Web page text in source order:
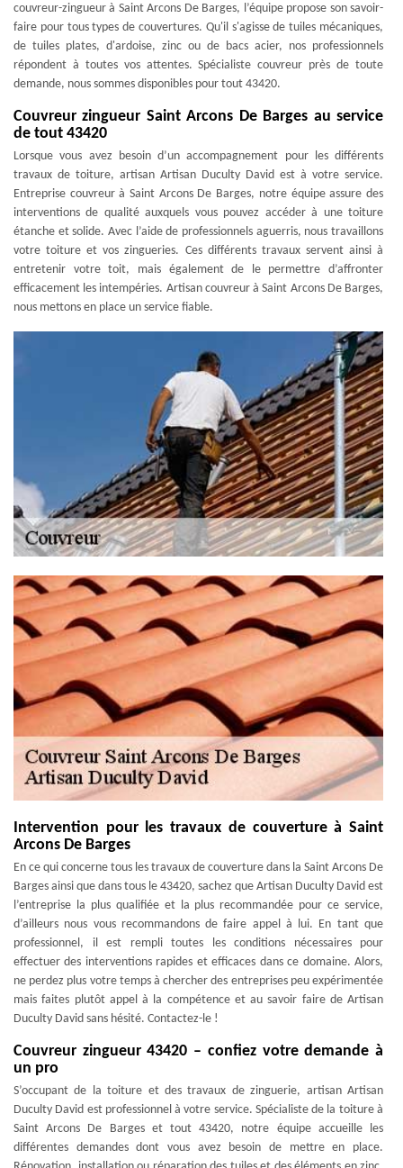
couvreur-zingueur à Saint Arcons De Barges, l’équipe propose son savoir-
faire pour tous types de couvertures. Qu'il s'agisse de tuiles mécaniques,
de tuiles plates, d'ardoise, zinc ou de bacs acier, nos professionnels
répondent à toutes vos attentes. Spécialiste couvreur près de toute
demande, nous sommes disponibles pour tout 43420.
Couvreur zingueur Saint Arcons De Barges au service
de tout 43420
Lorsque vous avez besoin d’un accompagnement pour les différents
travaux de toiture, artisan Artisan Duculty David est à votre service.
Entreprise couvreur à Saint Arcons De Barges, notre équipe assure des
interventions de qualité auxquels vous pouvez accéder à une toiture
étanche et solide. Avec l’aide de professionnels aguerris, nous travaillons
votre toiture et vos zingueries. Ces différents travaux servent ainsi à
entretenir votre toit, mais également de le permettre d’affronter
efficacement les intempéries. Artisan couvreur à Saint Arcons De Barges,
nous mettons en place un service fiable.
Intervention pour les travaux de couverture à Saint
Arcons De Barges
En ce qui concerne tous les travaux de couverture dans la Saint Arcons De
Barges ainsi que dans tous le 43420, sachez que Artisan Duculty David est
l’entreprise la plus qualifiée et la plus recommandée pour ce service,
d’ailleurs nous vous recommandons de faire appel à lui. En tant que
professionnel, il est rempli toutes les conditions nécessaires pour
effectuer des interventions rapides et efficaces dans ce domaine. Alors,
ne perdez plus votre temps à chercher des entreprises peu expérimentée
mais faites plutôt appel à la compétence et au savoir faire de Artisan
Duculty David sans hésité. Contactez-le !
Couvreur zingueur 43420 – confiez votre demande à
un pro
S’occupant de la toiture et des travaux de zinguerie, artisan Artisan
Duculty David est professionnel à votre service. Spécialiste de la toiture à
Saint Arcons De Barges et tout 43420, notre équipe accueille les
différentes demandes dont vous avez besoin de mettre en place.